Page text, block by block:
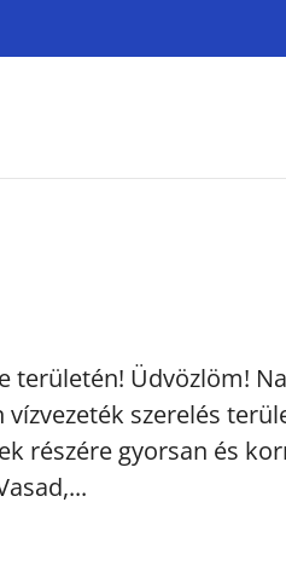
területén! Üdvözlöm!
szerelés
részére gyorsan és